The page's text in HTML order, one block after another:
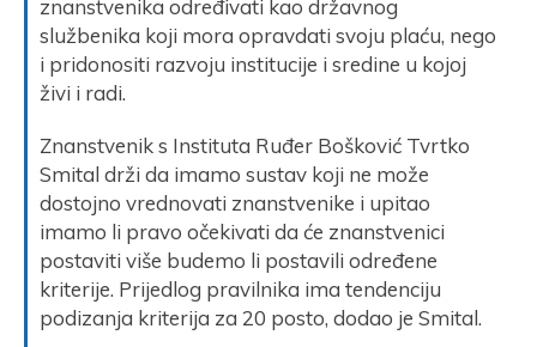
znanstvenika određivati kao državnog
službenika koji mora opravdati svoju plaću, nego
i pridonositi razvoju institucije i sredine u kojoj
živi i radi.
Znanstvenik s Instituta Ruđer Bošković Tvrtko
Smital drži da imamo sustav koji ne može
dostojno vrednovati znanstvenike i upitao
imamo li pravo očekivati da će znanstvenici
postaviti više budemo li postavili određene
kriterije. Prijedlog pravilnika ima tendenciju
podizanja kriterija za 20 posto, dodao je Smital.